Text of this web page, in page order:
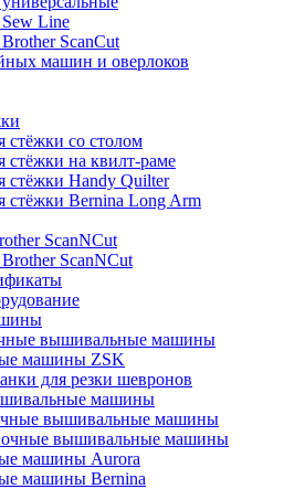
Line
ScanCut
машин и оверлоков
со столом
на квилт-раме
Handy Quilter
Bernina Long Arm
ScanNCut
ScanNCut
вышивальные машины
машины ZSK
для резки шевронов
машины
вышивальные машины
вышивальные машины
машины Aurora
машины Bernina